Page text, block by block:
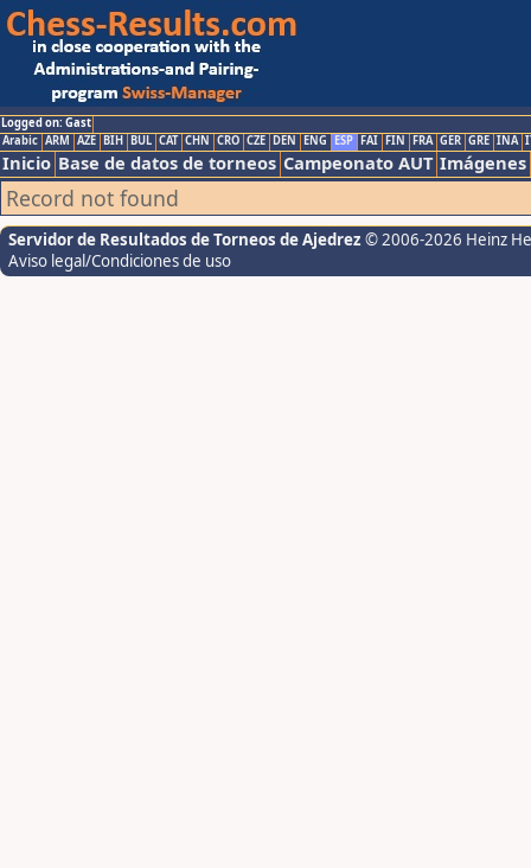
Logged on: Gast
Arabic ARM AZE BIH BUL CAT CHN CRO CZE DEN ENG ESP FAI FIN FRA GER GRE INA
Inicio Base de datos de torneos Campeonato AUT Imágenes
Record not found
Servidor de Resultados de Torneos de Ajedrez © 2006-2026 Heinz
Aviso legal/Condiciones de uso